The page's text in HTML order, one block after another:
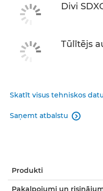
Divi
Tūlītējs
Skatīt visus tehniskos
Saņemt atbalstu 
Produkti
Pakalpojumi un